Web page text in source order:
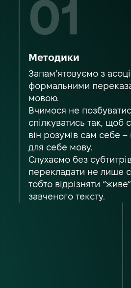
Методики
Запам’ятовуємо з
формальними
мовою.
Вчимося не
спілкуватись так, щоб
він розумів сам себе
для себе мову.
Слухаємо без
перекладати не лише
тобто відрізняти
завченого тексту.